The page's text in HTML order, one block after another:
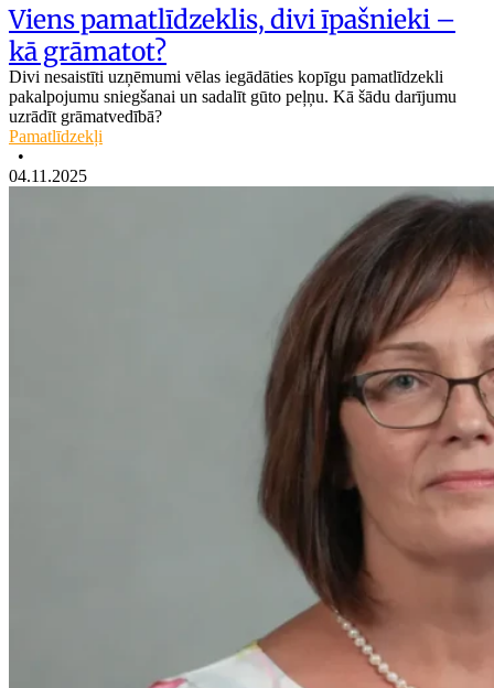
Viens pamatlīdzeklis, divi īpašnieki –
kā grāmatot?
Divi nesaistīti uzņēmumi vēlas iegādāties kopīgu pamatlīdzekli
pakalpojumu sniegšanai un sadalīt gūto peļņu. Kā šādu darījumu
uzrādīt grāmatvedībā?
Pamatlīdzekļi
•
04.11.2025